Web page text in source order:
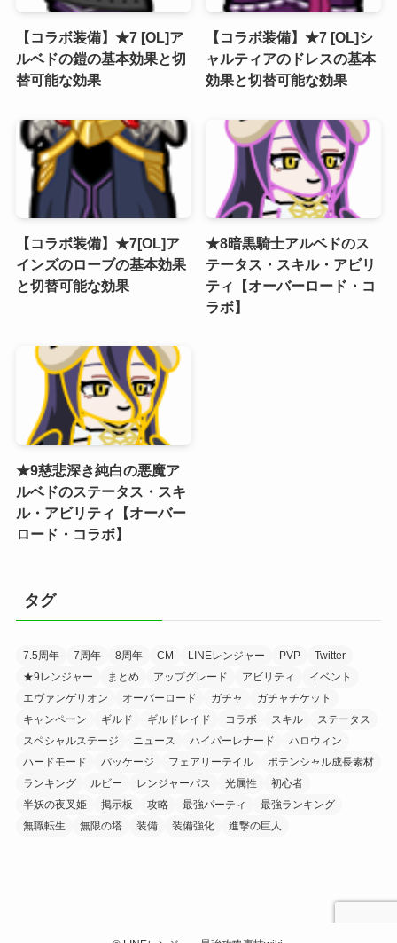
【コラボ装備】★7 [OL]ア
ルベドの鎧の基本効果と切
替可能な効果
【コラボ装備】★7 [OL]シ
ャルティアのドレスの基本
効果と切替可能な効果
【コラボ装備】★7[OL]ア
インズのローブの基本効果
と切替可能な効果
★8暗黒騎士アルベドのス
テータス・スキル・アビリ
ティ【オーバーロード・コ
ラボ】
★9慈悲深き純白の悪魔ア
ルベドのステータス・スキ
ル・アビリティ【オーバー
ロード・コラボ】
タグ
7.5周年 7周年 8周年 CM LINEレンジャー PVP
Twitter
★9レンジャー
まとめ アップグレード アビリティ
イベント
エヴァンゲリオン
オーバーロード ガチャ
ガチャチケット
キャンペーン
ギルド ギルドレイド コラボ スキル
ステータス
スペシャルステージ
ニュース ハイパーレナード
ハロウィン
ハードモード
パッケージ フェアリーテイル
ポテンシャル成長素材
ランキング
ルビー レンジャーパス 光属性
初心者
半妖の夜叉姫
掲示板 攻略 最強パーティ
最強ランキング
無職転生
無限の塔 装備 装備強化 進撃の巨人